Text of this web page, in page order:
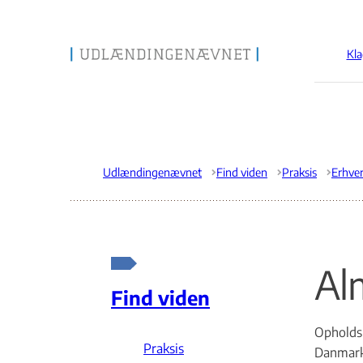
Gå til forsiden
Udlændingenævnet Find viden Praksis
Find viden
Praksis